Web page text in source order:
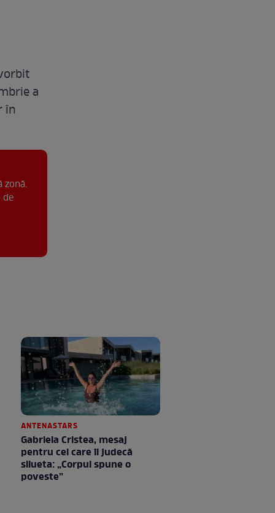
a
în
ANTENASTARS
Gabriela Cristea, mesaj
pentru cei care îi judecă
silueta: „Corpul spune o
poveste”